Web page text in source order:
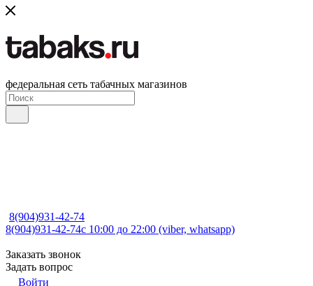
федеральная сеть табачных магазинов
8(904)931-42-74
8(904)931-42-74с 10:00 до 22:00 (viber, whatsapp)
Заказать звонок
Задать вопрос
Войти